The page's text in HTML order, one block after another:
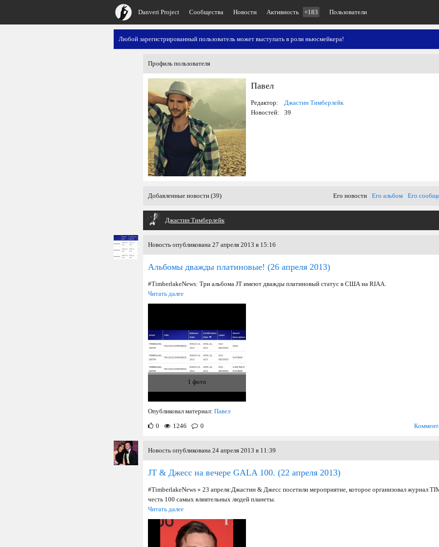
Danveri Project Сообщества Новости Активность +183 Пользователи
Любой зарегистрированный пользователь может выступать в роли ньюсмейкера!
Профиль пользователя
Павел
Редактор:
Джастин Тимберлейк
Новостей:
39
Добавленные новости (39) Его новости Его альбом Его
Джастин Тимберлейк
Новость опубликована 27 апреля 2013 в 15:16
Альбомы дважды платиновые! (26 апреля 2013)
#TimberlakeNews: Три альбома JT имеют дважды платиновый статус в США на RIAA.
Читать далее
1 фото
Опубликовал материал: Павел
0
1246 0
Новость опубликована 24 апреля 2013 в 11:39
JT & Джесс на вечере GALA 100. (22 апреля 2013)
#TimberlakeNews » 23 апреля: Джастин & Джесс посетили мероприятие, которое организовал журнал
честь 100 самых влиятельных людей планеты.
Читать далее